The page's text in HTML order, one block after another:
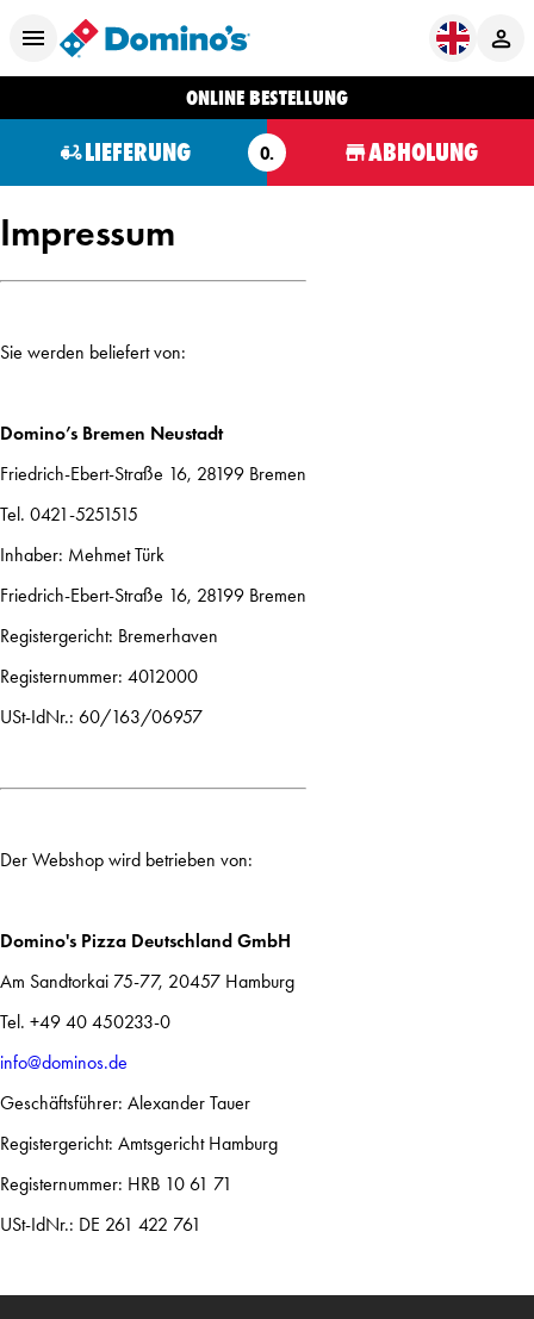
ONLINE BESTELLUNG
LIEFERUNG O. ABHOLUNG
Impressum
Sie werden beliefert von:
Domino’s Bremen Neustadt
Friedrich-Ebert-Straße 16, 28199 Bremen
Tel. 0421-5251515
Inhaber: Mehmet Türk
Friedrich-Ebert-Straße 16, 28199 Bremen
Registergericht: Bremerhaven
Registernummer: 4012000
USt-IdNr.: 60/163/06957
Der Webshop wird betrieben von:
Domino's Pizza Deutschland GmbH
Am Sandtorkai 75-77, 20457 Hamburg
Tel. +49 40 450233-0
info@dominos.de
Geschäftsführer: Alexander Tauer
Registergericht: Amtsgericht Hamburg
Registernummer: HRB 10 61 71
USt-IdNr.: DE 261 422 761